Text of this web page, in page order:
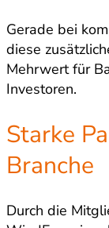
Gerade bei
diese
Mehrwert für
Investoren.
Starke
Branche
Durch die